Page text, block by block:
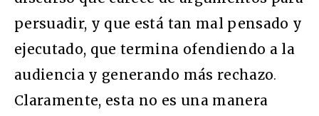
persuadir, y que está tan mal pensado y
ejecutado, que termina ofendiendo a la
audiencia y generando más rechazo.
Claramente, esta no es una manera